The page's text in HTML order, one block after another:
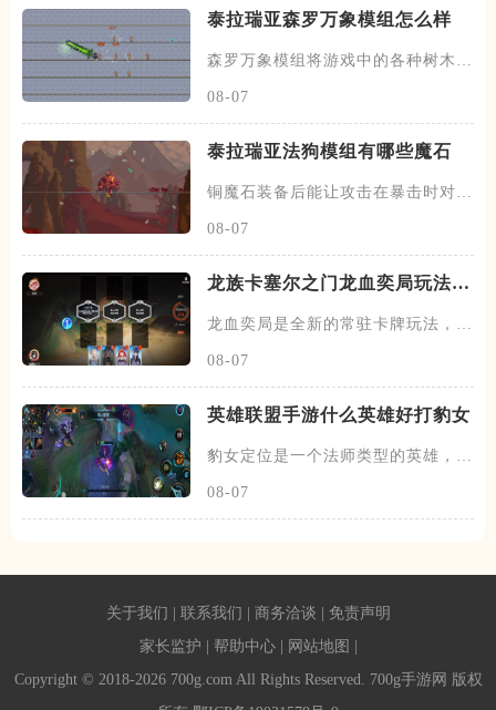
泰拉瑞亚森罗万象模组怎么样
森罗万象模组将游戏中的各种树木都
08-07
泰拉瑞亚法狗模组有哪些魔石
铜魔石装备后能让攻击在暴击时对敌
08-07
龙族卡塞尔之门龙血奕局玩法是
龙血奕局是全新的常驻卡牌玩法，只
08-07
英雄联盟手游什么英雄好打豹女
豹女定位是一个法师类型的英雄，有
08-07
关于我们 联系我们 商务洽谈
免责声明
家长监护
帮助中心 网站地图
Copyright © 2018-2026 700g.com All Rights Reserved. 700g手游网 版权